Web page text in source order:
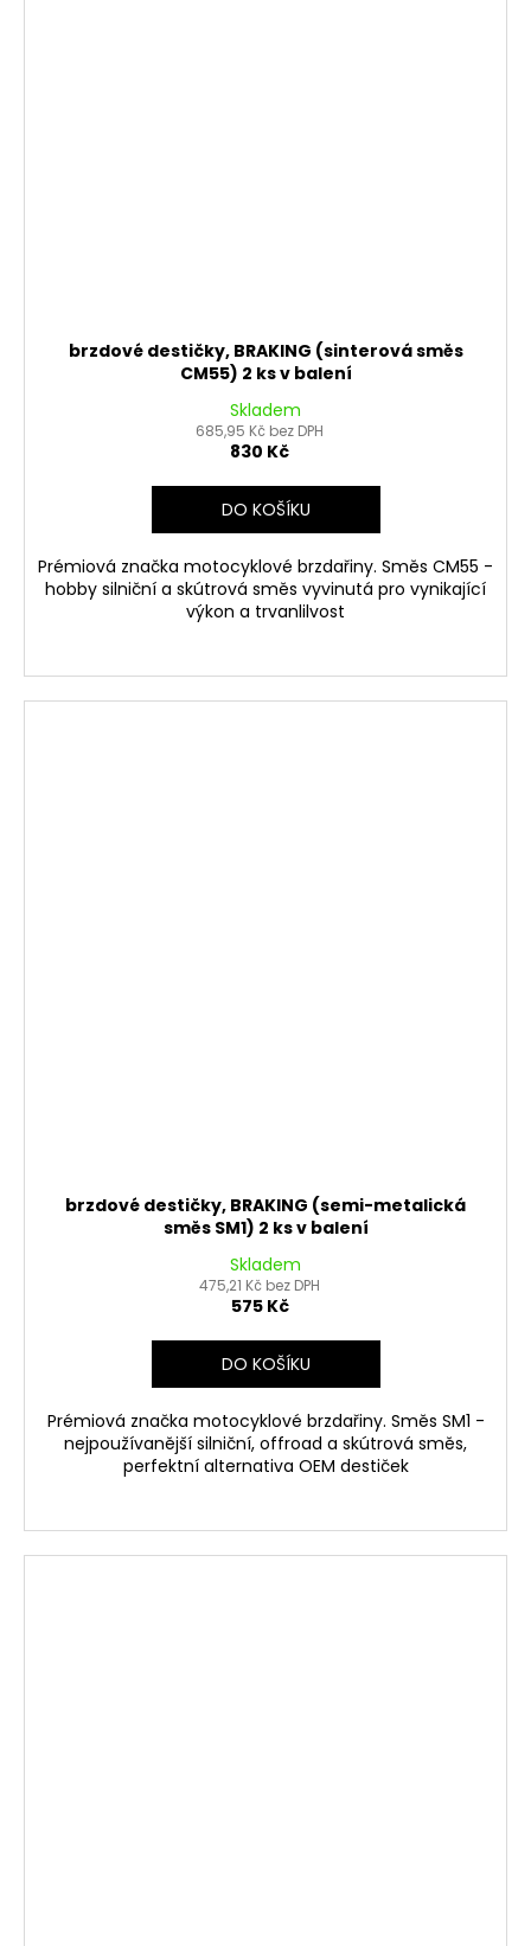
brzdové destičky, BRAKING (sinterová směs
CM55) 2 ks v balení
Skladem
685,95 Kč bez DPH
830 Kč
DO KOŠÍKU
Prémiová značka motocyklové brzdařiny. Směs CM55 -
hobby silniční a skútrová směs vyvinutá pro vynikající
výkon a trvanlilvost
brzdové destičky, BRAKING (semi-metalická
směs SM1) 2 ks v balení
Skladem
475,21 Kč bez DPH
575 Kč
DO KOŠÍKU
Prémiová značka motocyklové brzdařiny. Směs SM1 -
nejpoužívanější silniční, offroad a skútrová směs,
perfektní alternativa OEM destiček